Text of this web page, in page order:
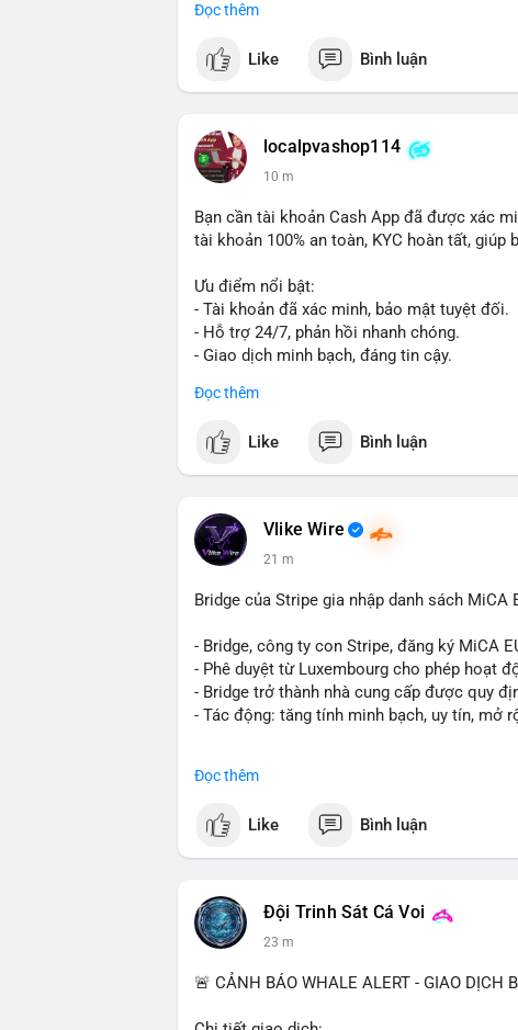
#vlikevn
📰 Nguồn: Cointelegraph
Đọc thêm
Like Bình luận
localpvashop114
10 m
Bạn cần tài khoản Cash App đã được xác
tài khoản 100% an toàn, KYC hoàn tất,
Ưu điểm nổi bật:
- Tài khoản đã xác minh, bảo mật tuyệt đối.
- Hỗ trợ 24/7, phản hồi nhanh chóng.
- Giao dịch minh bạch, đáng tin cậy.
Liên hệ ngay để được tư vấn và sở hữu tài
✈️ Telegram: @localpvashop
📧 Email: localpvashop@gmail.com
Đọc thêm
Like Bình luận
Vlike Wire
21 m
Bridge của Stripe gia nhập danh sách MiCA
- Bridge, công ty con Stripe, đăng ký MiCA
- Phê duyệt từ Luxembourg cho phép hoạt
- Bridge trở thành nhà cung cấp được quy
- Tác động: tăng tính minh bạch, uy tín, mở
#vlikevn #titanbot
📰 Nguồn: Cointelegraph
Đọc thêm
Like Bình luận
Đội Trinh Sát Cá Voi
23 m
🚨 CẢNH BÁO WHALE ALERT - GIAO DỊCH